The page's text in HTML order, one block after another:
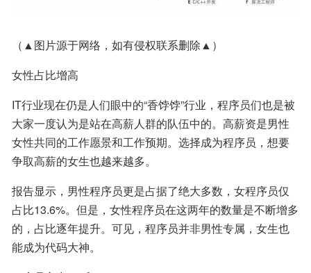
（▲图片源于网络，如有侵权联系删除▲）
女性占比增高
IT行业现在仍是人们眼中的“香饽饽”行业，程序员们也是被
大家一度认为是站在高薪人群的队伍中的。高薪资是男性
女性共同的工作愿景和工作预期。选择成为程序员，想要
争取高薪的女生也越来越多。
报告显示，男性程序员更是占据了绝大多数，女程序员仅
占比13.6%。但是，女性程序员在这两年的数量是不断增多
的，占比逐年提升。可见，程序员并非男性专属，女生也
能成为代码大神。